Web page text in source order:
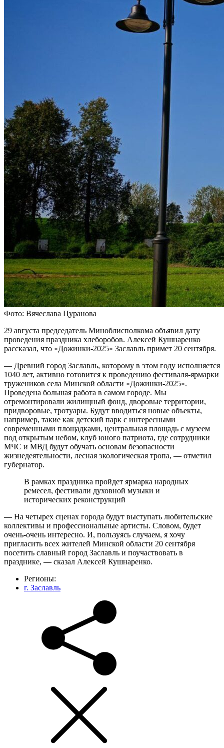
Фото: Вячеслава Цуранова
29 августа председатель Миноблисполкома объявил дату
проведения праздника хлеборобов. Алексей Кушнаренко
рассказал, что «Дожинки-2025» Заславль примет 20 сентября.
— Древний город Заславль, которому в этом году исполняется
1040 лет, активно готовится к проведению фестиваля-ярмарки
тружеников села Минской области «Дожинки-2025».
Проведена большая работа в самом городе. Мы
отремонтировали жилищный фонд, дворовые территории,
придворовые, тротуары. Будут вводиться новые объекты,
например, такие как детский парк с интересными
современными площадками, центральная площадь с музеем
под открытым небом, клуб юного патриота, где сотрудники
МЧС и МВД будут обучать основам безопасности
жизнедеятельности, лесная экологическая тропа, — отметил
губернатор.
В рамках праздника пройдет ярмарка народных
ремесел, фестивали духовной музыки и
исторических реконструкций
— На четырех сценах города будут выступать любительские
коллективы и профессиональные артисты. Словом, будет
очень-очень интересно. И, пользуясь случаем, я хочу
пригласить всех жителей Минской области 20 сентября
посетить славный город Заславль и поучаствовать в
празднике, — сказал Алексей Кушнаренко.
Регионы:
г. Заславль